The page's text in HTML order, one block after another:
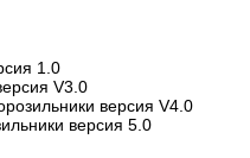
1.0
V3.0
версия V4.0
версия 5.0